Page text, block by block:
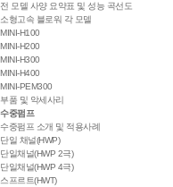
전 모델 사양 요약표 및 성능 곡선도
소형고속 블로워 각 모델
MINI-H100
MINI-H200
MINI-H300
MINI-H400
MINI-PEM300
부품 및 악세사리
수중펌프
수중펌프 소개 및 적용사례
단일 채널(HWP)
단일채널(HWP 2극)
단일채널(HWP 4극)
스프르트(HWT)